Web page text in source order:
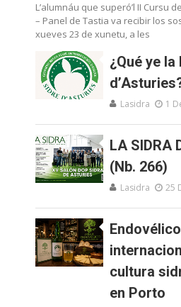
L’alumnáu que superó’l II Cursu
– Panel de Tastia va recibir los
xueves 23 de xunetu, a les
¿Qué ye la
Lasidra 1
LA SIDRA
(Nb. 266)
Lasidra 25
cultura
en Porto